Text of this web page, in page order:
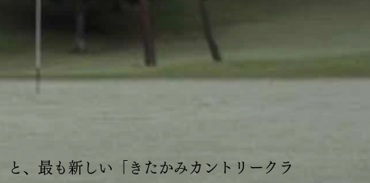
、最も新しい「きたかみカントリークラ